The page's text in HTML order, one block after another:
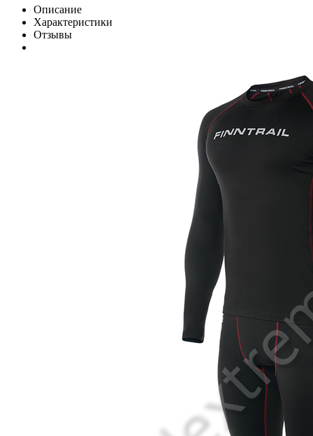
Описание
Характеристики
Отзывы